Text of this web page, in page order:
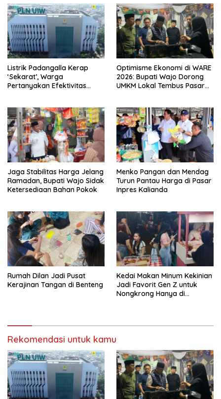
Listrik Padangalla Kerap
‘Sekarat’, Warga
Pertanyakan Efektivitas
Optimisme Ekonomi di WARE
2026: Bupati Wajo Dorong
UMKM Lokal Tembus Pasar
Jaga Stabilitas Harga Jelang
Ramadan, Bupati Wajo Sidak
Ketersediaan Bahan Pokok
Menko Pangan dan Mendag
Turun Pantau Harga di Pasar
Inpres Kalianda
Rumah Dilan Jadi Pusat
Kerajinan Tangan di Benteng
Kedai Makan Minum Kekinian
Jadi Favorit Gen Z untuk
Nongkrong Hanya di
Rekomendasi untuk kamu